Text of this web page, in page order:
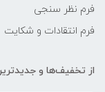
فرم نظر سنجی
فرم انتقادات و شکایت
از تخفیف‌ها و